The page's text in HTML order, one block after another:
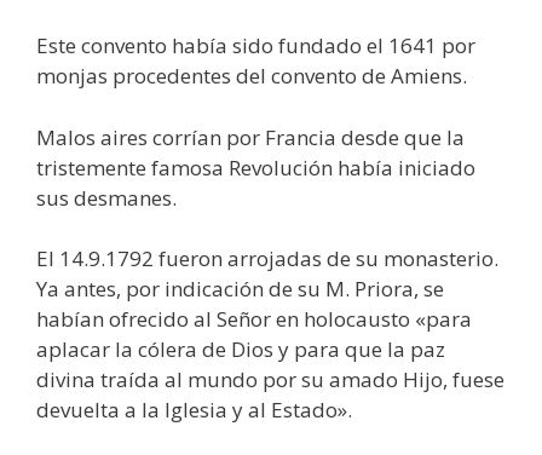
Este convento había sido fundado el 1641 por
monjas procedentes del convento de Amiens.
Malos aires corrían por Francia desde que la
tristemente famosa Revolución había iniciado
sus desmanes.
El 14.9.1792 fueron arrojadas de su monasterio.
Ya antes, por indicación de su M. Priora, se
habían ofrecido al Señor en holocausto «para
aplacar la cólera de Dios y para que la paz
divina traída al mundo por su amado Hijo, fuese
devuelta a la Iglesia y al Estado».